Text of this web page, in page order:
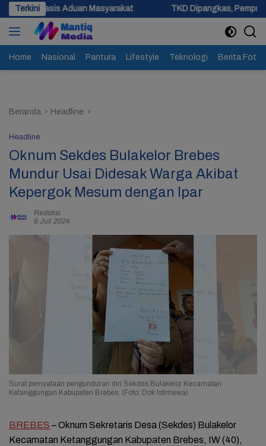
Langsung
ke
konten
Terkini
Masyarakat TKD Dipangkas, Pemprov Jateng Pastikan
Home Nasional Pantura Lifestyle Teknologi Berita Foto
Beranda Headline
Headline
Oknum Sekdes Bulakelor Brebes
Mundur Usai Didesak Warga Akibat
Kepergok Mesum dengan Ipar
Redaksi
9 Juli 2024
Surat pernyataan pengunduran diri Sekdes Bulakelor Kecamatan
Ketanggungan Kabupaten Brebes. (Foto: Dok Istimewa)
BREBES – Oknum Sekretaris Desa (Sekdes) Bulakelor
Kecamatan Ketanggungan Kabupaten Brebes, IW (40),